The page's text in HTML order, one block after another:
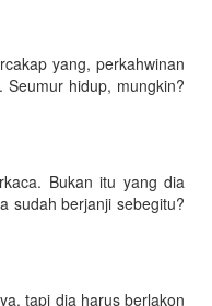
yang, perkahwinan
hidup, mungkin?
Bukan itu yang dia
sudah berjanji sebegitu?
tapi dia harus berlakon